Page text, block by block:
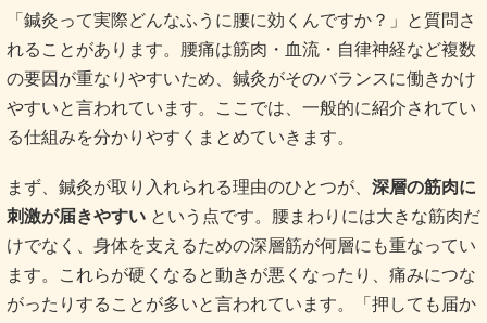
「鍼灸って実際どんなふうに腰に効くんですか？」と質問さ
れることがあります。腰痛は筋肉・血流・自律神経など複数
の要因が重なりやすいため、鍼灸がそのバランスに働きかけ
やすいと言われています。ここでは、一般的に紹介されてい
る仕組みを分かりやすくまとめていきます。
まず、鍼灸が取り入れられる理由のひとつが、 深層の筋肉に
刺激が届きやすい という点です。腰まわりには大きな筋肉だ
けでなく、身体を支えるための深層筋が何層にも重なってい
ます。これらが硬くなると動きが悪くなったり、痛みにつな
がったりすることが多いと言われています。「押しても届か